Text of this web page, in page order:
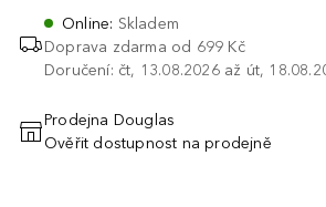
Online: Skladem
Doprava zdarma od 699 Kč
Doručení: čt, 13.08.2026 až út,
PŘIDAT DO KOŠÍKU
Prodejna Douglas
Ověřit dostupnost na prodejně